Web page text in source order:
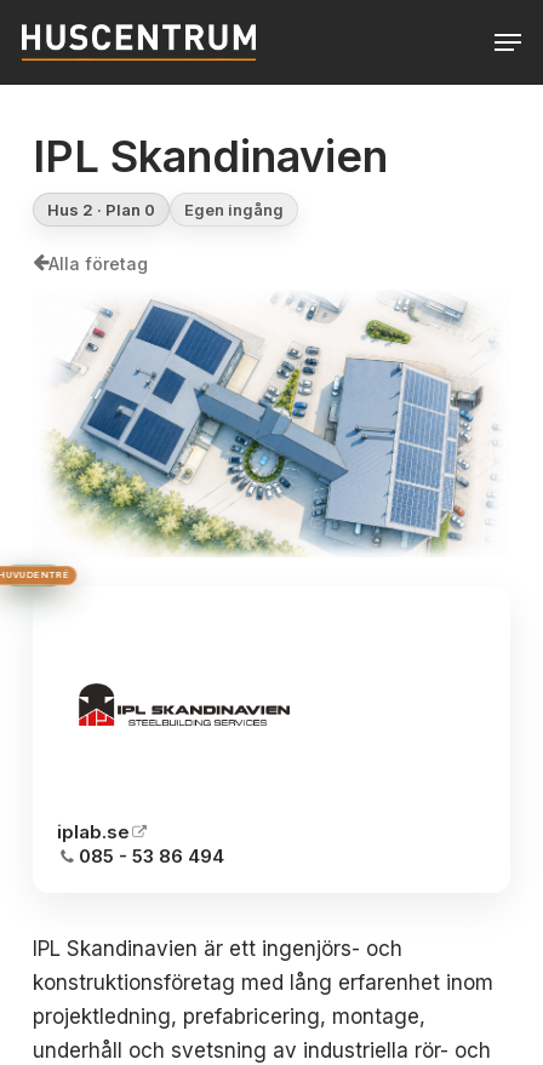
main
IPL Skandinavien
Hus 2 · Plan 0 Egen ingång
Alla företag
HUS 1
HUS 2
HUS 3
BRON
iplab.se
085 - 53 86 494
IPL Skandinavien är ett ingenjörs- och
konstruktionsföretag med lång erfarenhet inom
projektledning, prefabricering, montage,
underhåll och svetsning av industriella rör- och